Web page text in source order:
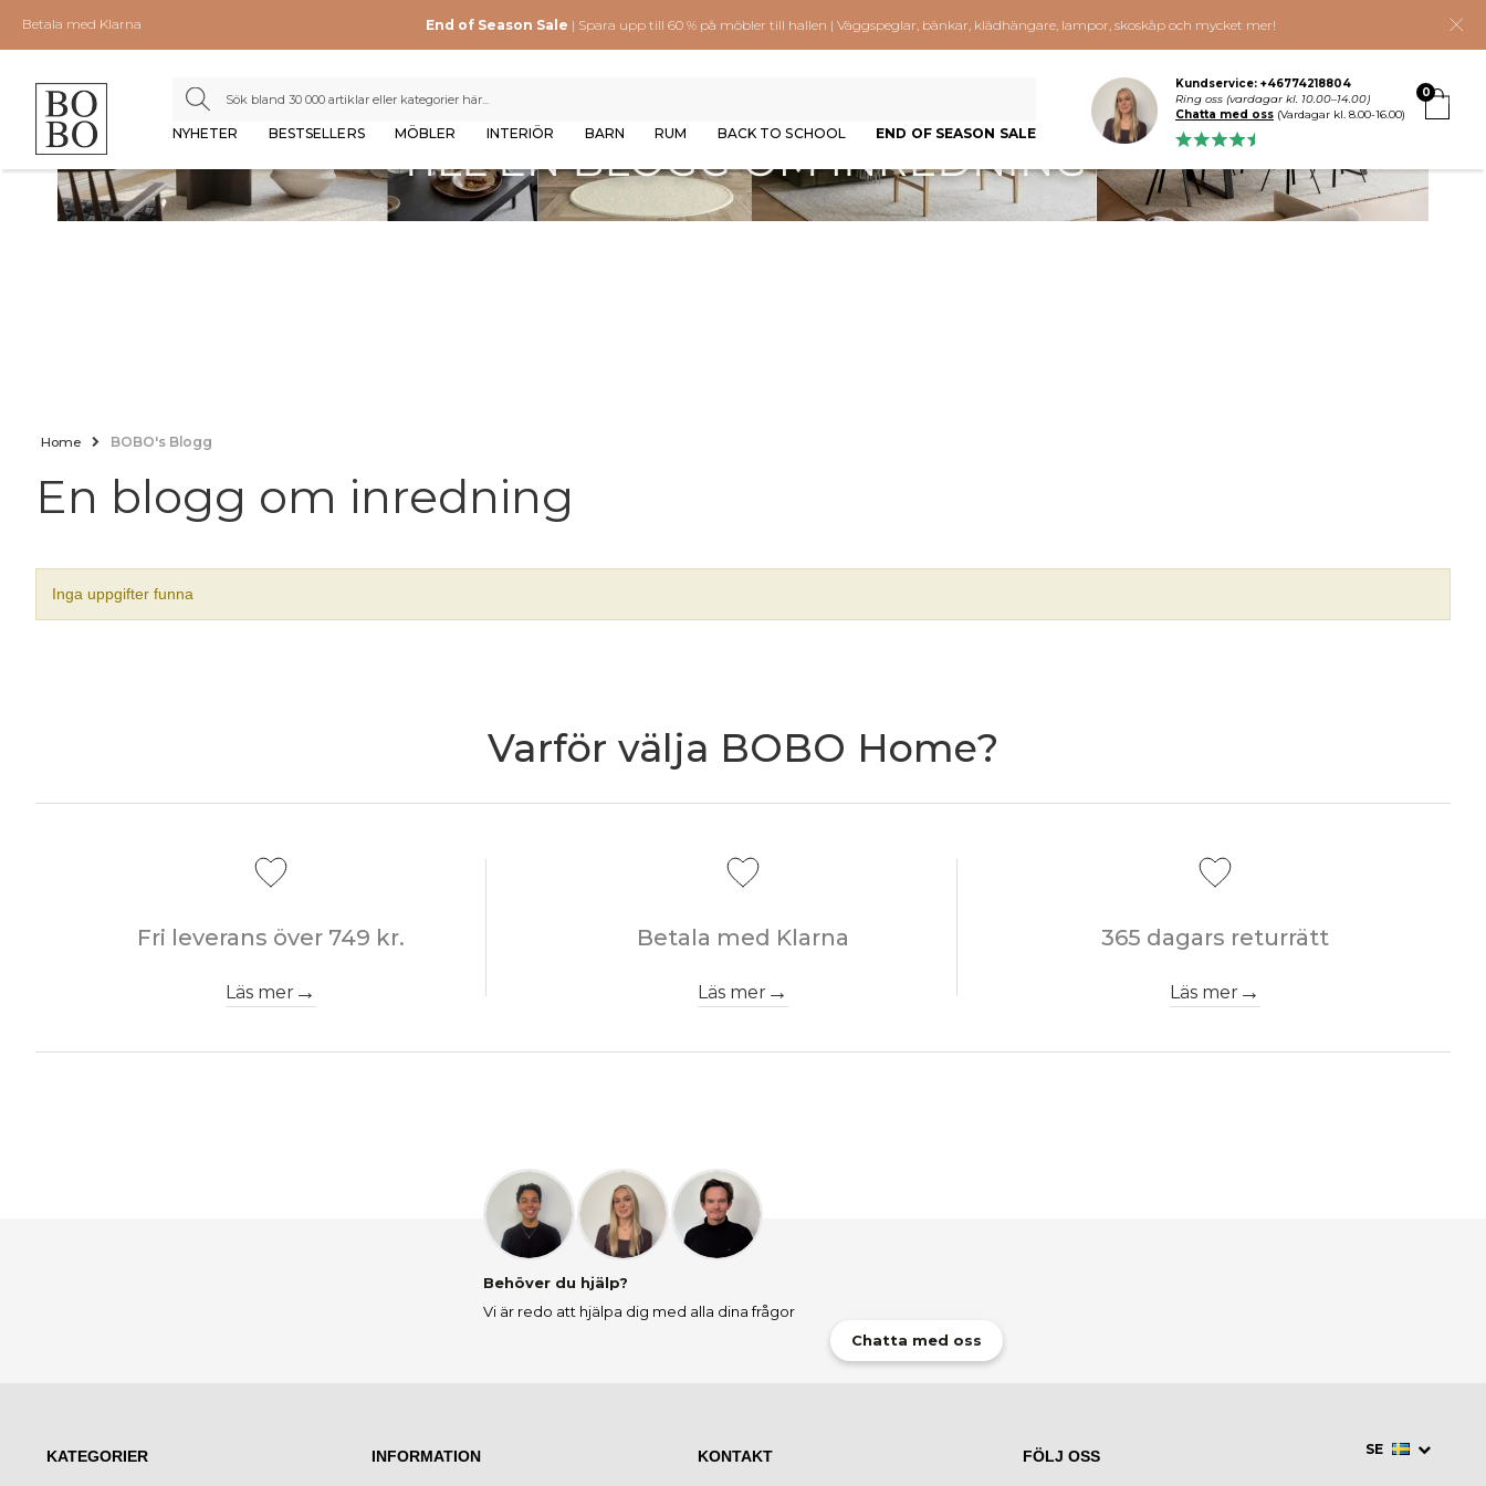
Betala med Klarna End of Season Sale | Spara upp till 60 % på möbler till hallen | Väggspeglar, bänkar, klädhängare, lampor, skoskåp och mycket mer!
NYHETER BESTSELLERS MÖBLER INTERIÖR BARN RUM BACK TO SCHOOL END OF SEASON SALE
0
Kundservice: +46774218804
Ring oss (vardagar kl. 10.00–14.00)
Chatta med oss (Vardagar kl. 8.00-16.00)
Home BOBO's Blogg
En blogg om inredning
Inga uppgifter funna
Varför välja BOBO Home?
Fri leverans över 749 kr.
Läs mer
Betala med Klarna
Läs mer
365 dagars returrätt
Läs mer
Behöver du hjälp?
Vi är redo att hjälpa dig med alla dina frågor
Chatta med oss
KATEGORIER INFORMATION KONTAKT FÖLJ OSS SE